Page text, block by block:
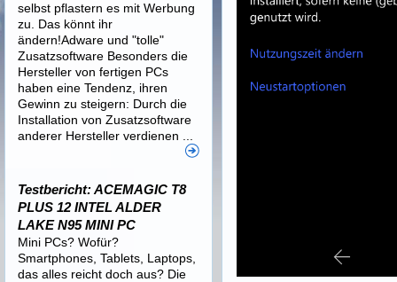
selbst pflastern es mit Werbung
zu. Das könnt ihr
ändern!Adware und "tolle"
Zusatzsoftware Besonders die
Hersteller von fertigen PCs
haben eine Tendenz, ihren
Gewinn zu steigern: Durch die
Installation von Zusatzsoftware
anderer Hersteller verdienen ...
Testbericht: ACEMAGIC T8
PLUS 12 INTEL ALDER
LAKE N95 MINI PC
Mini PCs? Wofür?
Smartphones, Tablets, Laptops,
das alles reicht doch aus? Die